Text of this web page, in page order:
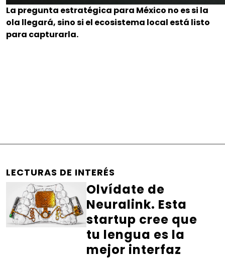
La pregunta estratégica para México no es si la
ola llegará, sino si el ecosistema local está listo
para capturarla.
LECTURAS DE INTERÉS
Olvídate de
Neuralink. Esta
startup cree que
tu lengua es la
mejor interfaz